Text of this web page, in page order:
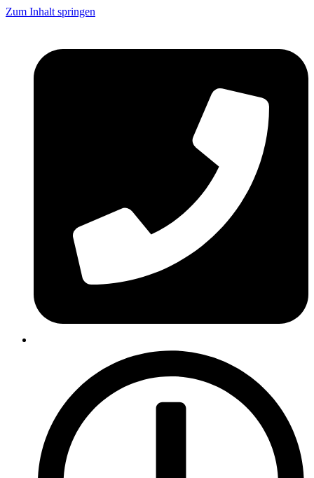
Zum Inhalt springen